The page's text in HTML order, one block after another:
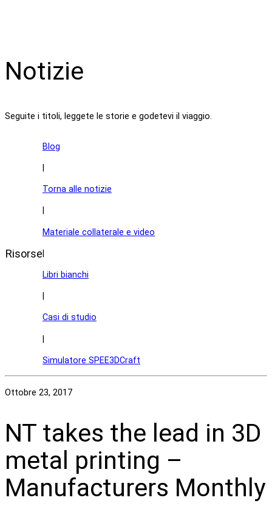
Notizie
Seguite i titoli, leggete le storie e godetevi il viaggio.
Risorse
Blog
Torna alle notizie
Materiale collaterale e video
Libri bianchi
Casi di studio
|
Simulatore SPEE3DCraft
Ottobre 23, 2017
NT takes the lead in 3D
metal printing –
Manufacturers Monthly